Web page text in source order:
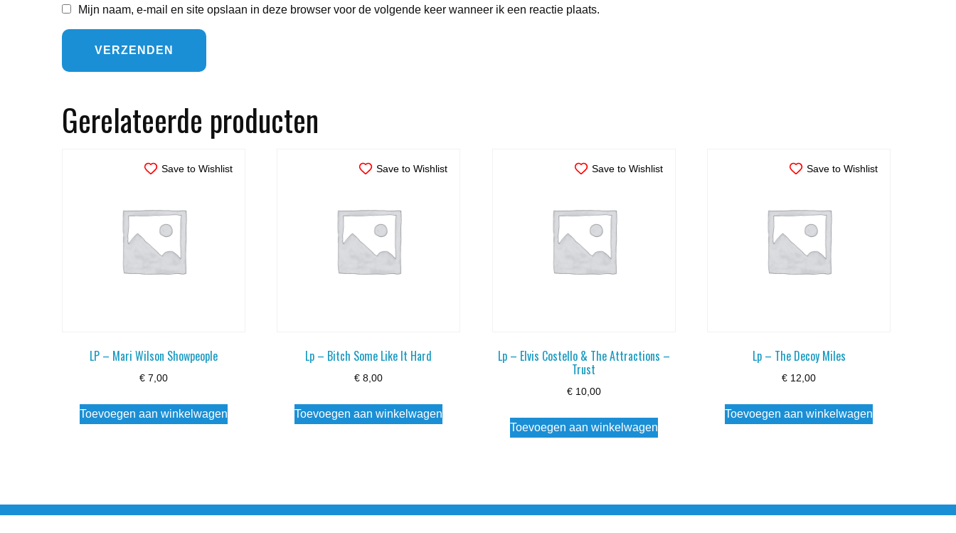
Mijn naam, e-mail en site opslaan in deze browser voor de volgende keer wanneer ik een reactie plaats.
Gerelateerde producten
Save to Wishlist
LP – Mari Wilson Showpeople
€7,00
Toevoegen aan winkelwagen
Save to Wishlist
Lp – Bitch Some Like It Hard
€ 8,00
Toevoegen aan winkelwagen
Save to Wishlist
Lp – Elvis Costello & The Attractions –
Trust
€10,00
Toevoegen aan winkelwagen
Save to Wishlist
Lp – The Decoy Miles
€ 12,00
Toevoegen aan winkelwagen